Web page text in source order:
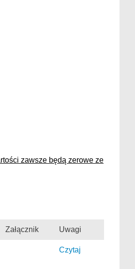
zawsze będą zerowe ze
Załącznik Uwagi
Czytaj